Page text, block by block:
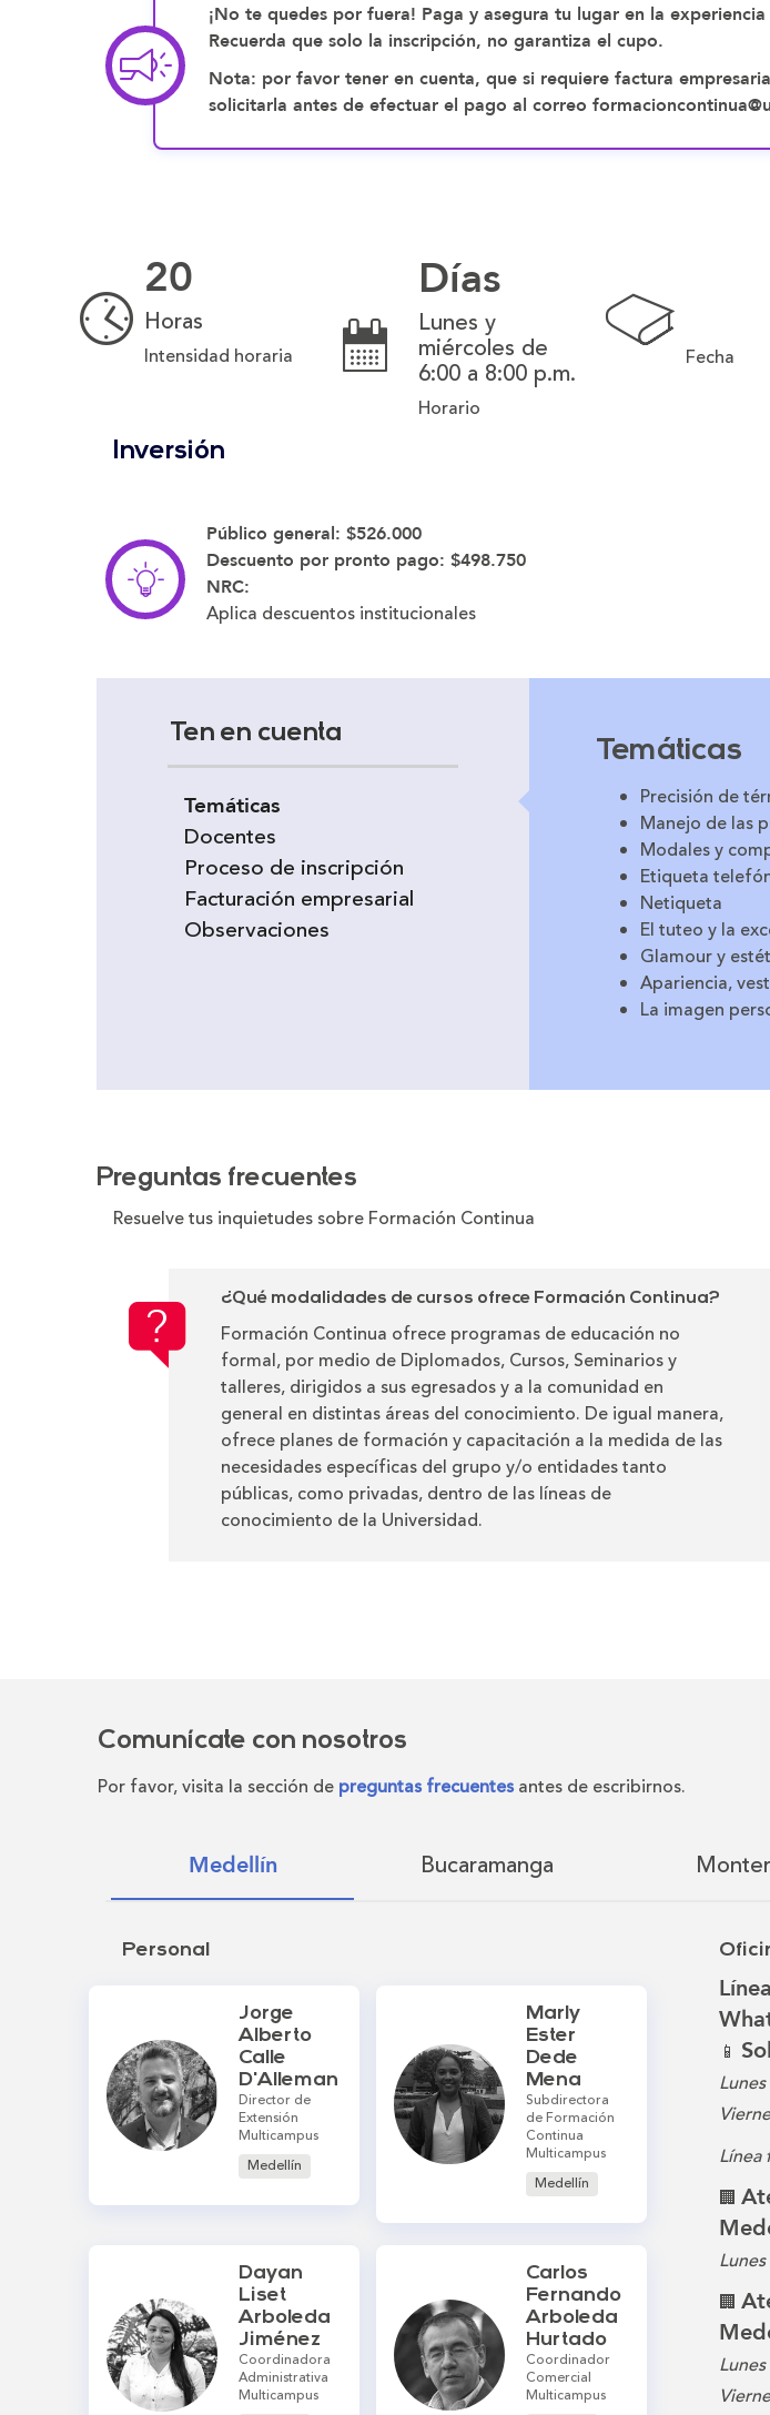
¡No te quedes por fuera! Paga y asegura tu lugar en la
Recuerda que solo la inscripción, no garantiza el cupo.
Nota: por favor tener en cuenta, que si requiere factura
solicitarla antes de efectuar el pago al correo
20
Horas
Intensidad horaria
Días
Lunes y
miércoles de
6:00 a 8:00 p.m.
Horario
Fecha
Inversión
Público general: $526.000
Descuento por pronto pago: $498.750
NRC:
Aplica descuentos institucionales
Ten en cuenta
Temáticas
Docentes
Proceso de inscripción
Facturación empresarial
Observaciones
Temáticas
Precisión de
Manejo de las
Modales y
Etiqueta
Netiqueta
El tuteo y la
Glamour y
Apariencia,
La imagen
Preguntas frecuentes
Resuelve tus inquietudes sobre Formación Continua
¿Qué modalidades de cursos ofrece Formación Continua?
Formación Continua ofrece programas de educación no
formal, por medio de Diplomados, Cursos, Seminarios y
talleres, dirigidos a sus egresados y a la comunidad en
general en distintas áreas del conocimiento. De igual manera,
ofrece planes de formación y capacitación a la medida de las
necesidades específicas del grupo y/o entidades tanto
públicas, como privadas, dentro de las líneas de
conocimiento de la Universidad.
Comunícate con nosotros
Por favor, visita la sección de preguntas frecuentes antes de escribirnos.
Medellín Bucaramanga
Personal
Jorge
Alberto
Calle
D'Alleman
Director de
Extensión
Multicampus
Medellín
Marly
Ester
Dede
Mena
Subdirectora
de Formación
Continua
Multicampus
Medellín
Dayan
Liset
Arboleda
Jiménez
Coordinadora
Administrativa
Multicampus
Carlos
Fernando
Arboleda
Hurtado
Coordinador
Comercial
Multicampus
📱
Línea
🏢
🏢